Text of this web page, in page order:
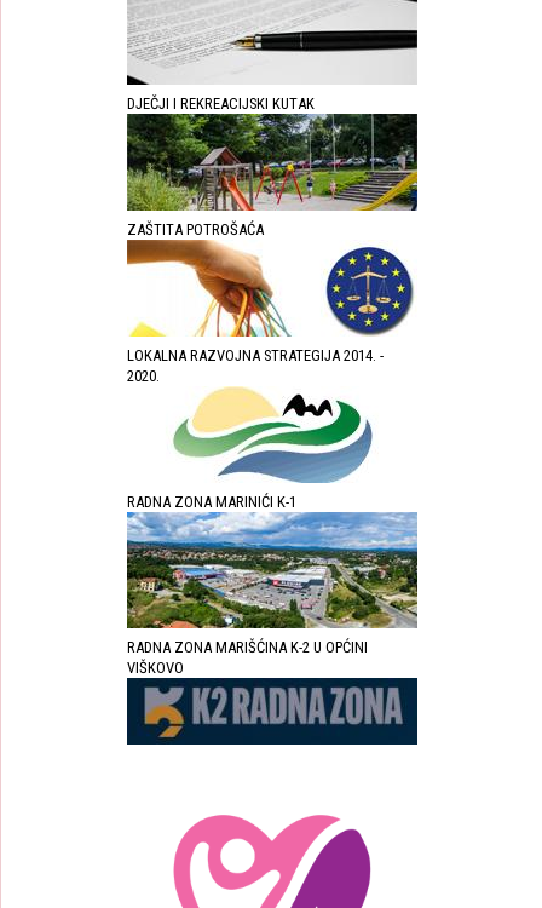
DJEČJI I REKREACIJSKI KUTAK
ZAŠTITA POTROŠAĆA
LOKALNA RAZVOJNA STRATEGIJA 2014. -
2020.
RADNA ZONA MARINIĆI K-1
RADNA ZONA MARIŠĆINA K-2 U OPĆINI
VIŠKOVO